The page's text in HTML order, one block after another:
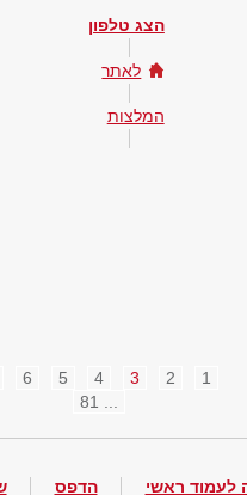
הצג טלפון
לאתר
המלצות
1
2
3
4
5
6
לעמוד ראשי הדפס